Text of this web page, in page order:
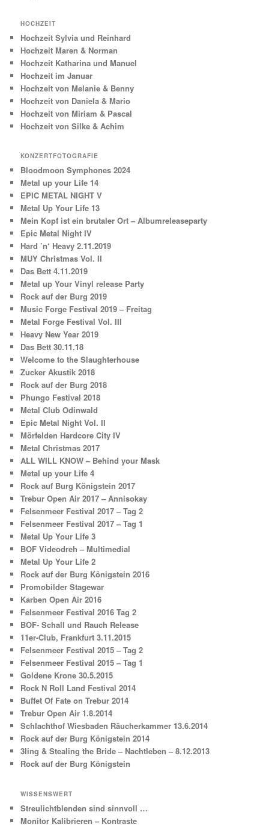
HOCHZEIT
Hochzeit Sylvia und Reinhard
Hochzeit Maren & Norman
Hochzeit Katharina und Manuel
Hochzeit im Januar
Hochzeit von Melanie & Benny
Hochzeit von Daniela & Mario
Hochzeit von Miriam & Pascal
Hochzeit von Silke & Achim
KONZERTFOTOGRAFIE
Bloodmoon Symphones 2024
Metal up your Life 14
EPIC METAL NIGHT V
Metal Up Your Life 13
Mein Kopf ist ein brutaler Ort – Albumreleaseparty
Epic Metal Night IV
Hard ’n‘ Heavy 2.11.2019
MUY Christmas Vol. II
Das Bett 4.11.2019
Metal up Your Vinyl release Party
Rock auf der Burg 2019
Music Forge Festival 2019 – Freitag
Metal Forge Festival Vol. III
Heavy New Year 2019
Das Bett 30.11.18
Welcome to the Slaughterhouse
Zucker Akustik 2018
Rock auf der Burg 2018
Phungo Festival 2018
Metal Club Odinwald
Epic Metal Night Vol. II
Mörfelden Hardcore City IV
Metal Christmas 2017
ALL WILL KNOW – Behind your Mask
Metal up your Life 4
Rock auf Burg Königstein 2017
Trebur Open Air 2017 – Annisokay
Felsenmeer Festival 2017 – Tag 2
Felsenmeer Festival 2017 – Tag 1
Metal Up Your Life 3
BOF Videodreh – Multimedial
Metal Up Your Life 2
Rock auf der Burg Königstein 2016
Promobilder Stagewar
Karben Open Air 2016
Felsenmeer Festival 2016 Tag 2
BOF- Schall und Rauch Release
11er-Club, Frankfurt 3.11.2015
Felsenmeer Festival 2015 – Tag 2
Felsenmeer Festival 2015 – Tag 1
Goldene Krone 30.5.2015
Rock N Roll Land Festival 2014
Buffet Of Fate on Trebur 2014
Trebur Open Air 1.8.2014
Schlachthof Wiesbaden Räucherkammer 13.6.2014
Rock auf der Burg Königstein 2014
3ling & Stealing the Bride – Nachtleben – 8.12.2013
Rock auf der Burg Königstein
WISSENSWERT
Streulichtblenden sind sinnvoll …
Monitor Kalibrieren – Kontraste